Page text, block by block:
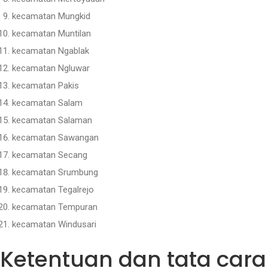
kecamatan Mungkid
kecamatan Muntilan
kecamatan Ngablak
kecamatan Ngluwar
kecamatan Pakis
kecamatan Salam
kecamatan Salaman
kecamatan Sawangan
kecamatan Secang
kecamatan Srumbung
kecamatan Tegalrejo
kecamatan Tempuran
kecamatan Windusari
Ketentuan dan tata